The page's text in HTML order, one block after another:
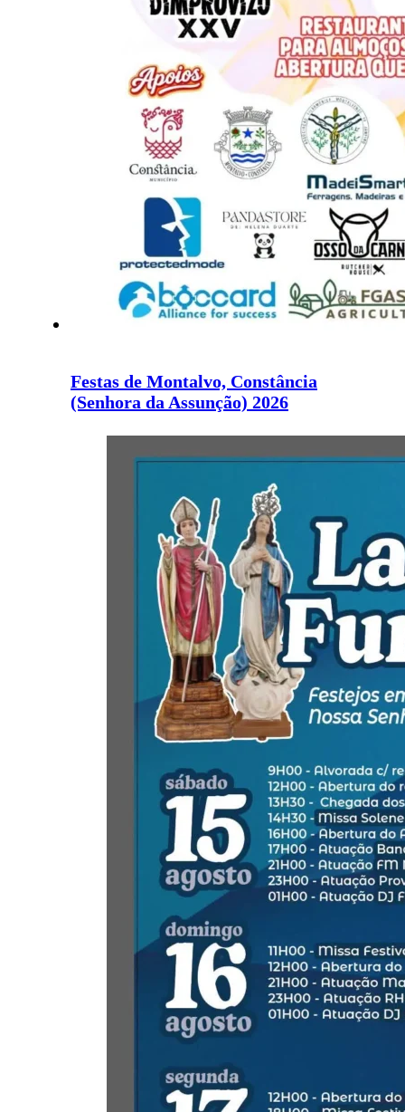
Festas de Montalvo, Constância
(Senhora da Assunção) 2026